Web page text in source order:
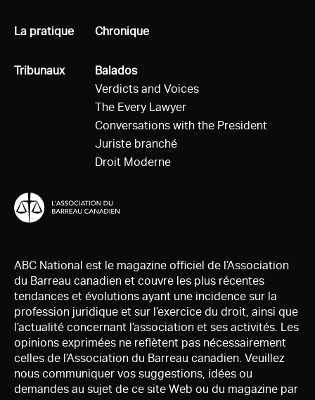
Tous
La pratique
Tous
Tribunaux
Tous
Chronique
Tous
Balados
Verdicts and Voices
The Every Lawyer
Conversations with the President
Juriste branché
Droit Moderne
ABC National est le magazine officiel de l’Association
du Barreau canadien et couvre les plus récentes
tendances et évolutions ayant une incidence sur la
profession juridique et sur l’exercice du droit, ainsi que
l’actualité concernant l’association et ses activités. Les
opinions exprimées ne reflètent pas nécessairement
celles de l’Association du Barreau canadien. Veuillez
nous communiquer vos suggestions, idées ou
demandes au sujet de ce site Web ou du magazine par